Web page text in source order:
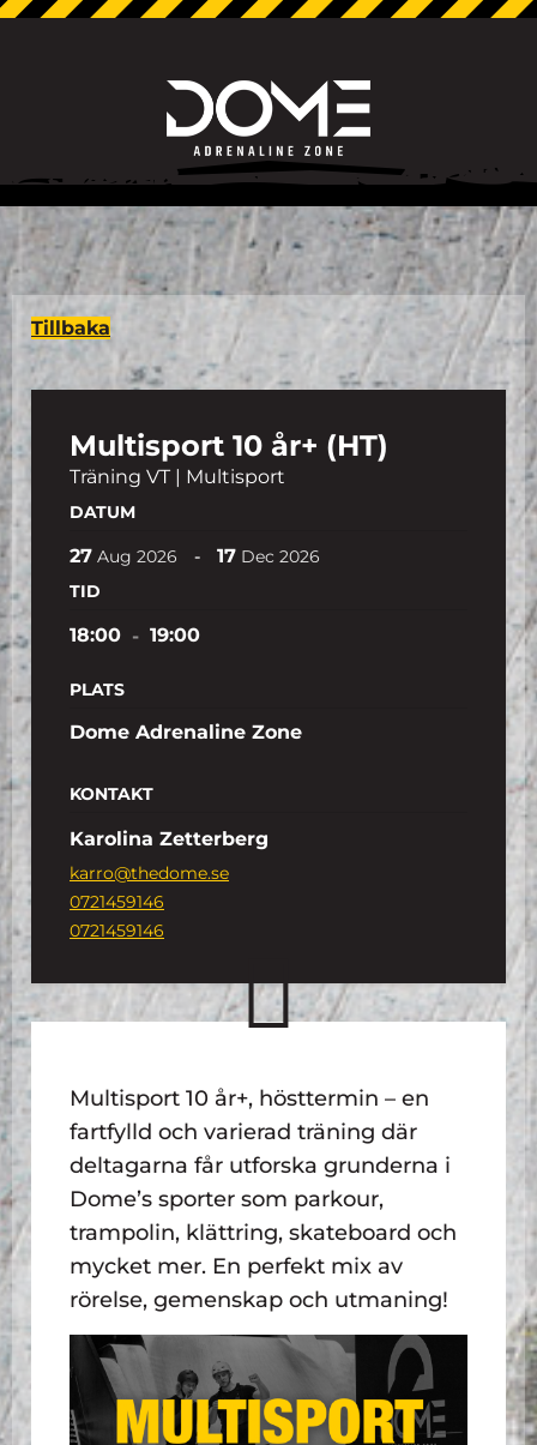
Tillbaka
Multisport 10 år+ (HT)
Träning VT | Multisport
DATUM
27 Aug 2026 - 17 Dec 2026
TID
18:00 - 19:00
PLATS
Dome Adrenaline Zone
KONTAKT
Karolina Zetterberg
karro@thedome.se
0721459146
0721459146
Multisport 10 år+, hösttermin – en
fartfylld och varierad träning där
deltagarna får utforska grunderna i
Dome’s sporter som parkour,
trampolin, klättring, skateboard och
mycket mer. En perfekt mix av
rörelse, gemenskap och utmaning!